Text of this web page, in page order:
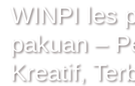
WINPI les
pakuan –
Kreatif,